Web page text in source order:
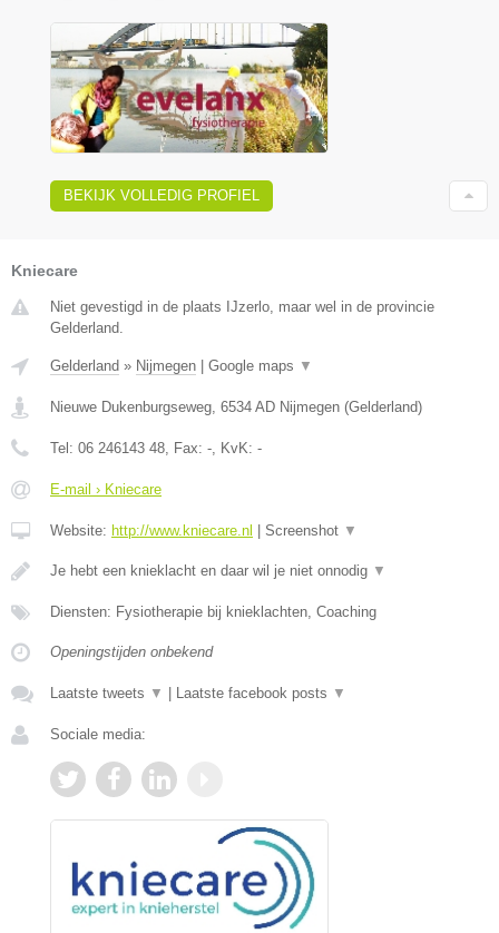
BEKIJK VOLLEDIG PROFIEL
Kniecare
Niet gevestigd in de plaats IJzerlo, maar wel in de provincie
Gelderland.
Gelderland » Nijmegen Google maps ▼
Nieuwe Dukenburgseweg 6534 AD Nijmegen (Gelderland)
Tel: 06 246143 48 , Fax: - , KvK: -
E-mail › Kniecare
Website: http://www.kniecare.nl Screenshot ▼
Je hebt een knieklacht en daar wil je niet onnodig ▼
Diensten: Fysiotherapie bij knieklachten, Coaching
Openingstijden onbekend
Laatste tweets ▼ Laatste facebook posts ▼
Sociale media: